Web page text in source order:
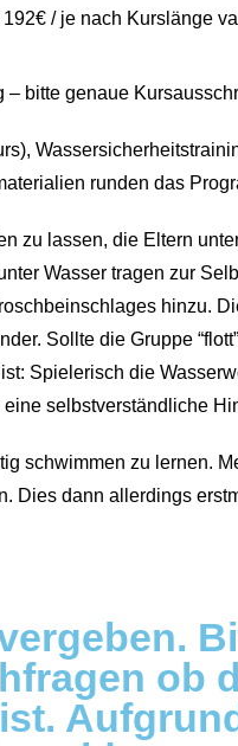
/ je nach Kurslänge
bitte genaue
runden das
zu lassen, die Eltern
Wasser tragen zur
hinzu.
Sollte die Gruppe
Spielerisch die
selbstverständliche
schwimmen zu lernen.
Dies dann allerdings
ob